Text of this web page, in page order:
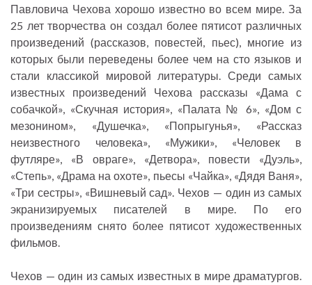
Павловича Чехова хорошо известно во всем мире. За
25 лет творчества он создал более пятисот различных
произведений (рассказов, повестей, пьес), многие из
которых были переведены более чем на сто языков и
стали классикой мировой литературы. Среди самых
известных произведений Чехова рассказы «Дама с
собачкой», «Скучная история», «Палата № 6», «Дом с
мезонином», «Душечка», «Попрыгунья», «Рассказ
неизвестного человека», «Мужики», «Человек в
футляре», «В овраге», «Детвора», повести «Дуэль»,
«Степь», «Драма на охоте», пьесы «Чайка», «Дядя Ваня»,
«Три сестры», «Вишневый сад». Чехов — один из самых
экранизируемых писателей в мире. По его
произведениям снято более пятисот художественных
фильмов.
Чехов — один из самых известных в мире драматургов.